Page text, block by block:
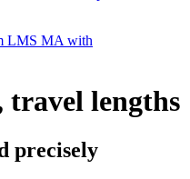
travel lengths
precisely